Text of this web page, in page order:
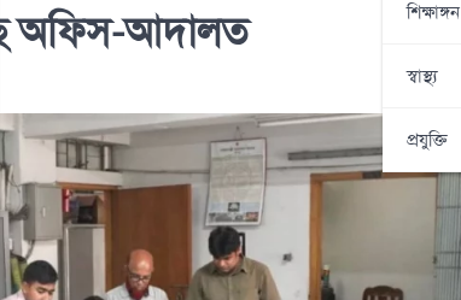
শিক্ষাঙ্গন
স্বাস্থ্য
প্রযুক্তি
অফিস-আদালত